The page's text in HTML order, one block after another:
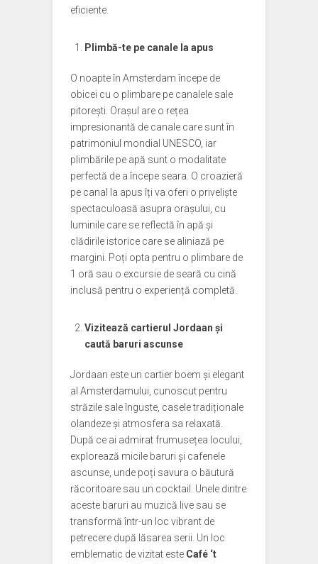
eficiente.
Plimbă-te pe canale la apus
O noapte în Amsterdam începe de
obicei cu o plimbare pe canalele sale
pitorești. Orașul are o rețea
impresionantă de canale care sunt în
patrimoniul mondial UNESCO, iar
plimbările pe apă sunt o modalitate
perfectă de a începe seara. O croazieră
pe canal la apus îți va oferi o priveliște
spectaculoasă asupra orașului, cu
luminile care se reflectă în apă și
clădirile istorice care se aliniază pe
margini. Poți opta pentru o plimbare de
1 oră sau o excursie de seară cu cină
inclusă pentru o experiență completă.
Vizitează cartierul Jordaan și
caută baruri ascunse
Jordaan este un cartier boem și elegant
al Amsterdamului, cunoscut pentru
străzile sale înguste, casele tradiționale
olandeze și atmosfera sa relaxată.
După ce ai admirat frumusețea locului,
explorează micile baruri și cafenele
ascunse, unde poți savura o băutură
răcoritoare sau un cocktail. Unele dintre
aceste baruri au muzică live sau se
transformă într-un loc vibrant de
petrecere după lăsarea serii. Un loc
emblematic de vizitat este Café ‘t